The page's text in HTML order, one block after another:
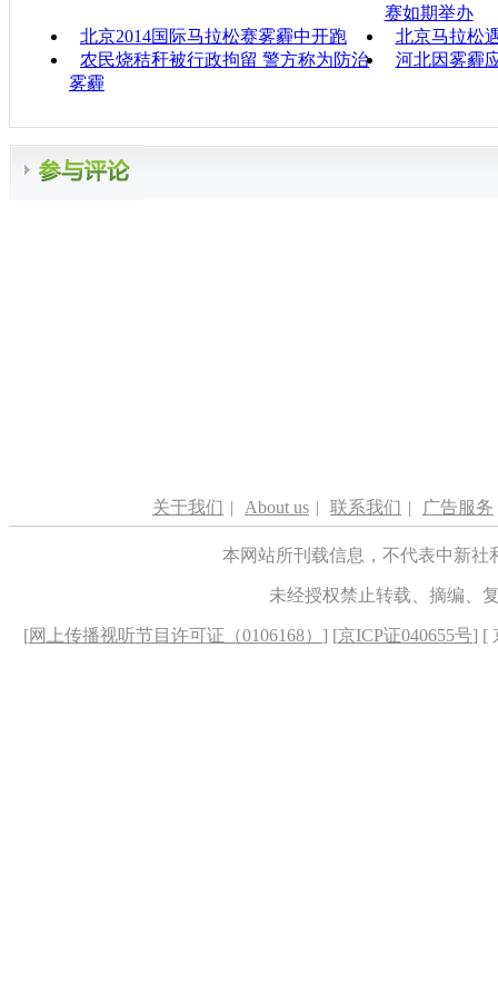
赛如期举办
北京2014国际马拉松赛雾霾中开跑
北京马拉松
农民烧秸秆被行政拘留 警方称为防治
雾霾
河北因雾霾
关于我们 | About us | 联系我们 | 广告服务
本网站所刊载信息，不代表中新
未经授权禁止转载、摘编、
[网上传播视听节目许可证（0106168） ] [京ICP证040655号] [